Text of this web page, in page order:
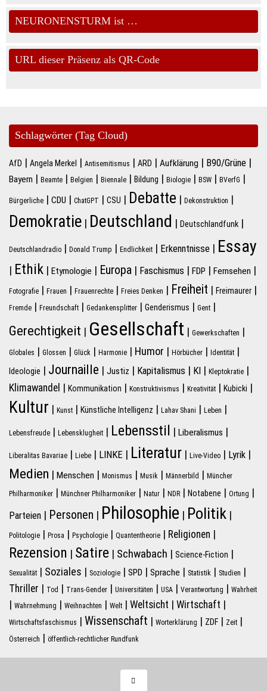
NEURONENSTURM ist …
URL dieser Präsenz als QR-Code
Schlagwörter (Tag Cloud)
AfD | Angela Merkel | Antisemitismus | ARD | Aufklärung | B90/Grüne |
Bayern | Beamte | Belgien | Biennale | Bildung | Biologie | BSW | BVerfG |
Bürgerliche | CDU | ChatGPT | CSU | Debatte | Dekonstruktion |
Demokratie | Deutschland | Deutschlandfunk |
Deutschlandradio | Donald Trump | Endlichkeit | Erkenntnisse | Essay
| Ethik | Etymologie | Europa | Faschismus | FDP | Fernsehen |
Fotografie | Frauen | Frauenrechte | Freies Denken | Freiheit | Freimaurer |
Fremde | Freundschaft | Gedankensplitter | Genderismus | Gent |
Gerechtigkeit | Gesellschaft | Gewerkschaften |
Globales | Glossen | Glück | Harmonie | Humor | Hörbücher | Identität |
Ideologie | Journaille | Justiz | Kapitalismus | KI | Kleptokratie |
Klimawandel | Kommunikation | Konstruktivismus | Kreativität | Kubicki |
Kultur | Kunst | Künstliche Intelligenz | Lahav Shani | Leben |
Lebensfreude | Lebensklugheit | Lebensstil | Liberalismus |
Liberalitas Bavariae | Liebe | LINKE | Literatur | Live-Video | Lyrik |
Medien | Menschen | Monismus | Musik | Männerbild | Müncher
Philharmoniker | Münchner Philharmoniker | Natur | NDR | Notabene | Ortung |
Parteien | Personen | Philosophie | Politik |
Politologie | Prosa | Psychologie | Quantentheorie | Religionen |
Rezension | Satire | Schwabach | Science-Fiction |
Sexualität | Soziales | Soziologie | SPD | Sprache | Statistik | Studien |
Thriller | Tod | Trans-Gender | Universitäten | USA | Verantwortung | Wahrheit
| Wahrnehmung | Weihnachten | Welt | Weltsicht | Wirtschaft |
Wirtschaftsfaschismus | Wissenschaft | Worterklärung | ZDF | Zeit |
Österreich | öffentlich-rechtlicher Rundfunk